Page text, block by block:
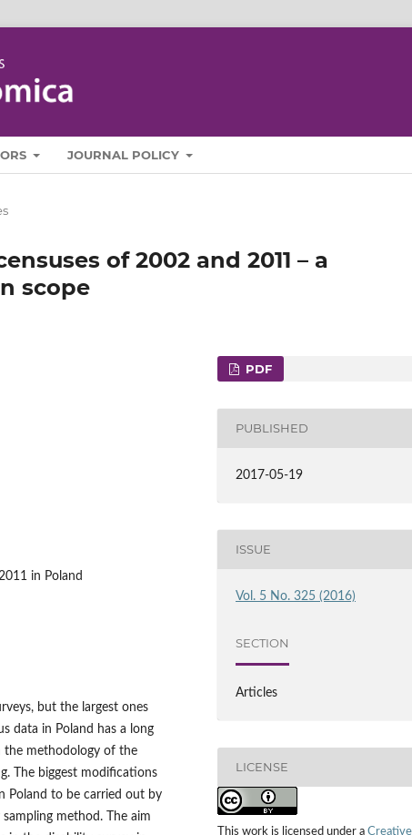
JOURNAL POLICY
of 2002 and 2011 – a
scope
in Poland
but the largest ones
data in Poland has a long
the methodology of the
The biggest modifications
Poland to be carried out by
method. The aim
PDF
PUBLISHED
2017-05-19
ISSUE
Vol. 5 No. 325 (2016)
SECTION
Articles
LICENSE
This work is licensed under a Creative